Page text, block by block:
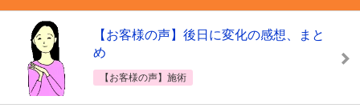
【お客様の声】後日に変化の感想、まと
め
【お客様の声】施術